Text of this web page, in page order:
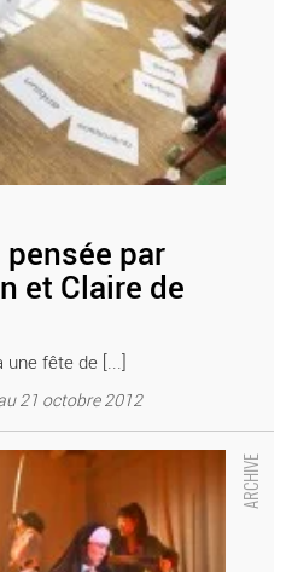
par
et Claire de
une fête de [...]
21 octobre 2012
Kegawazoku - Critique
la Culture du Japon